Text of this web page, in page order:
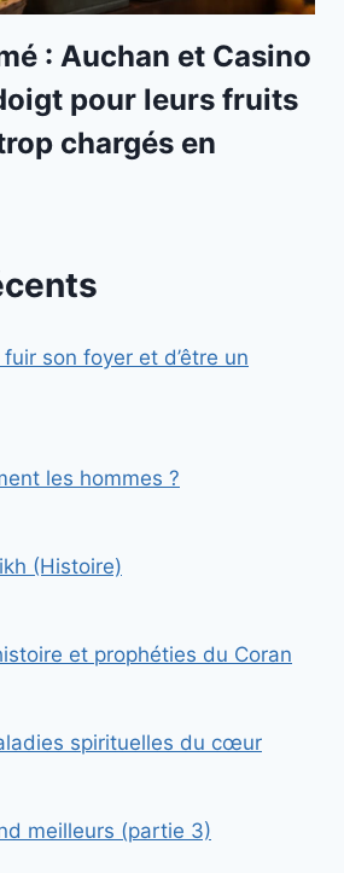
: Auchan et Casino
pour leurs fruits
chargés en
son foyer et d’être un
les hommes ?
(Histoire)
et prophéties du Coran
spirituelles du cœur
meilleurs (partie 3)